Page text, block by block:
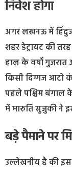
निवेश होगा
अगर लखनऊ में
शहर डेट्रायट की
हाल के वर्षों गुजरात
किसी दिग्गज आटो
पहले पश्चिम बंगाल
में मारुति सुजुकी ने
बड़े पैमाने पर
उल्लेखनीय है की इस